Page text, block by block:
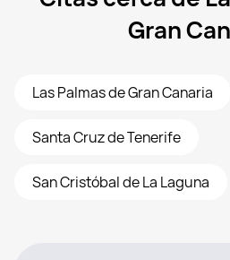
Gran
Las Palmas de Gran Canaria
Santa Cruz de Tenerife
San Cristóbal de La Laguna